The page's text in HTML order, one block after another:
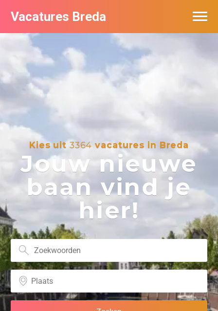
Vacatures Breda
Kies uit 3364 vacatures in Breda
Jouw nieuwe
baan vind je
hier!
Vacatures per bedrijf in Breda
De populairste vacatures in Breda
Nieuwsbrief feed